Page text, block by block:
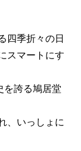
四季折々の日
スマートにす
を誇る鳩居堂
、いっしょに